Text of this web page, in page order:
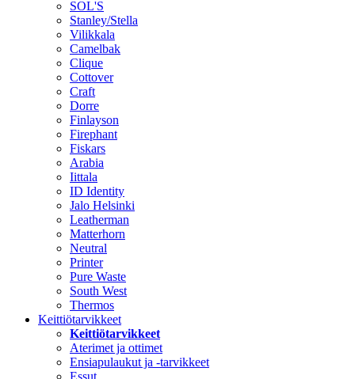
SOL'S
Stanley/Stella
Vilikkala
Camelbak
Clique
Cottover
Craft
Dorre
Finlayson
Firephant
Fiskars
Arabia
Iittala
ID Identity
Jalo Helsinki
Leatherman
Matterhorn
Neutral
Printer
Pure Waste
South West
Thermos
Keittiötarvikkeet
Keittiötarvikkeet
Aterimet ja ottimet
Ensiapulaukut ja -tarvikkeet
Essut